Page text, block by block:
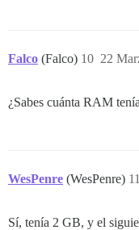
Falco (Falco) 22
10
¿Sabes cuánta RAM
WesPenre (WesPenre) 11
Sí, tenía 2 GB, y el